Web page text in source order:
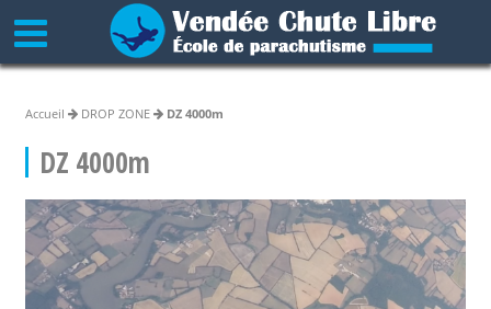
Accueil DROP ZONE DZ 4000m
DZ 4000m